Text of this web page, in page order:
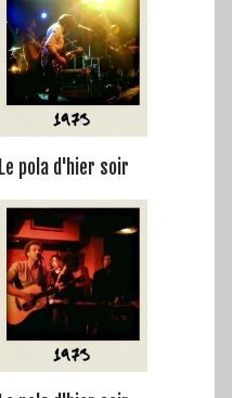
Le pola d'hier soir